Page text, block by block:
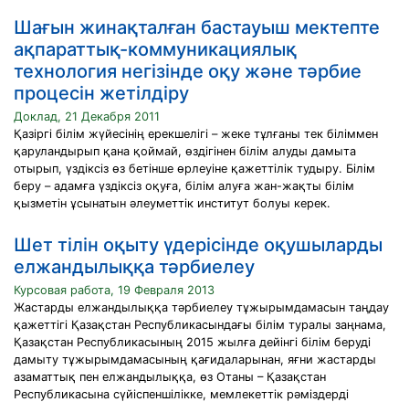
Шағын жинақталған бастауыш мектепте
ақпараттық-коммуникациялық
технология негізінде оқу және тәрбие
процесін жетілдіру
Доклад, 21 Декабря 2011
Қазіргі білім жүйесінің ерекшелігі – жеке тұлғаны тек біліммен
қаруландырып қана қоймай, өздігінен білім алуды дамыта
отырып, үздіксіз өз бетінше өрлеуіне қажеттілік тудыру. Білім
беру – адамға үздіксіз оқуға, білім алуға жан-жақты білім
қызметін ұсынатын әлеуметтік институт болуы керек.
Шет тілін оқыту үдерісінде оқушыларды
елжандылыққа тәрбиелеу
Курсовая работа, 19 Февраля 2013
Жастарды елжандылыққа тәрбиелеу тұжырымдамасын таңдау
қажеттігі Қазақстан Республикасындағы білім туралы заңнама,
Қазақстан Республикасының 2015 жылға дейінгі білім беруді
дамыту тұжырымдамасының қағидаларынан, яғни жастарды
азаматтық пен елжандылыққа, өз Отаны – Қазақстан
Республикасына сүйіспеншілікке, мемлекеттік рәміздерді